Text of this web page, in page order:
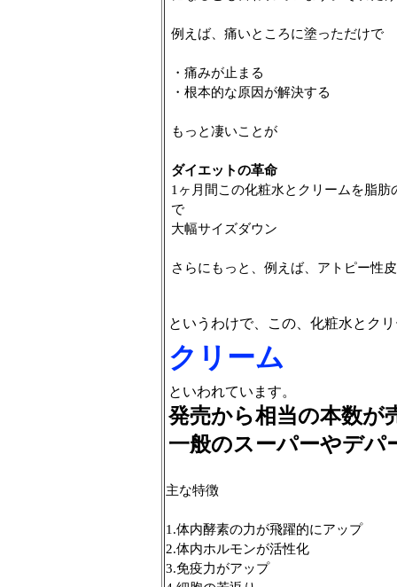
例えば、痛いところに塗っただけで
・痛みが止まる
・根本的な原因が解決する
もっと凄いことが
ダイエットの革命
1ヶ月間この化粧水とクリームを脂
で
大幅サイズダウン
さらにもっと、例えば、アトピー性
というわけで、この、化粧水とク
クリーム
といわれています。
発売から相当の本数が
一般のスーパーやデパ
主な特徴
1.体内酵素の力が飛躍的にアップ
2.体内ホルモンが活性化
3.免疫力がアップ